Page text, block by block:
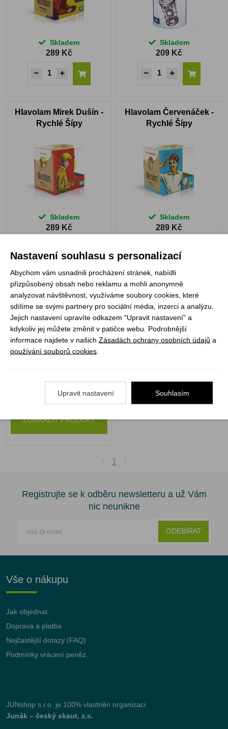
Skladem
289 Kč
Skladem
209 Kč
Hlavolam Mirek Dušín -
Rychlé Šípy
Skladem
289 Kč
Hlavolam Červenáček -
Rychlé Šípy
Skladem
289 Kč
Hlavolam Jindra Hojer -
Rychlé Šípy
Není skladem
289 Kč
ZOBRAZIT PRODUKT
1
Registrujte se k odběru newsletteru a už Vám
nic neunikne
ODEBÍRAT
Vše o nákupu
Jak objednat
Doprava a platba
Nejčastější dotazy (FAQ)
Podmínky vrácení peněz
JUNshop s.r.o.
je 100% vlastněn organizací
Junák – český skaut, z.s.
Nastavení souhlasu s personalizací
Abychom vám usnadnili procházení stránek, nabídli
přizpůsobený obsah nebo reklamu a mohli anonymně
analyzovat návštěvnost, využíváme soubory cookies, které
sdílíme se svými partnery pro sociální média, inzerci a analýzu.
Jejich nastavení upravíte odkazem "Upravit nastavení" a
kdykoliv jej můžete změnit v patičce webu. Podrobnější
informace najdete v našich Zásadách ochrany osobních údajů a
používání souborů cookies
Upravit nastavení Souhlasím